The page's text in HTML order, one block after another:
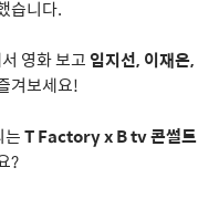
습니다.
영화 보고임지선, 이재은,
겨보세요!
는T Factory x B tv콘썰트
?